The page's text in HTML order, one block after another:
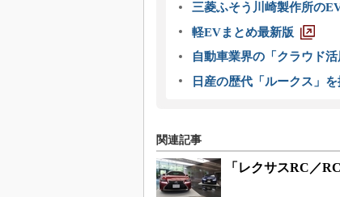
三菱ふそう川崎製作所の
軽EVまとめ最新版
自動車業界の「クラウド
日産の歴代「ルークス」
関連記事
「レクサスRC／